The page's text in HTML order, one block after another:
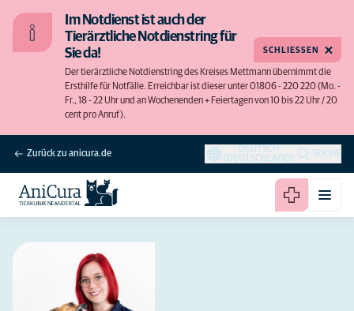
Im Notdienst ist auch der
Tierärztliche Notdienstring für
Sie da!
Der tierärztliche Notdienstring des Kreises Mettmann übernimmt die
Ersthilfe für Notfälle. Erreichbar ist dieser unter 01806 - 220 220 (Mo. -
Fr., 18 - 22 Uhr und an Wochenenden + Feiertagen von 10 bis 22 Uhr / 20
cent pro Anruf).
SCHLIESSEN
Zurück zu anicura.de
DEUTSCH
(DEUTSCHLAND)
SUCHE